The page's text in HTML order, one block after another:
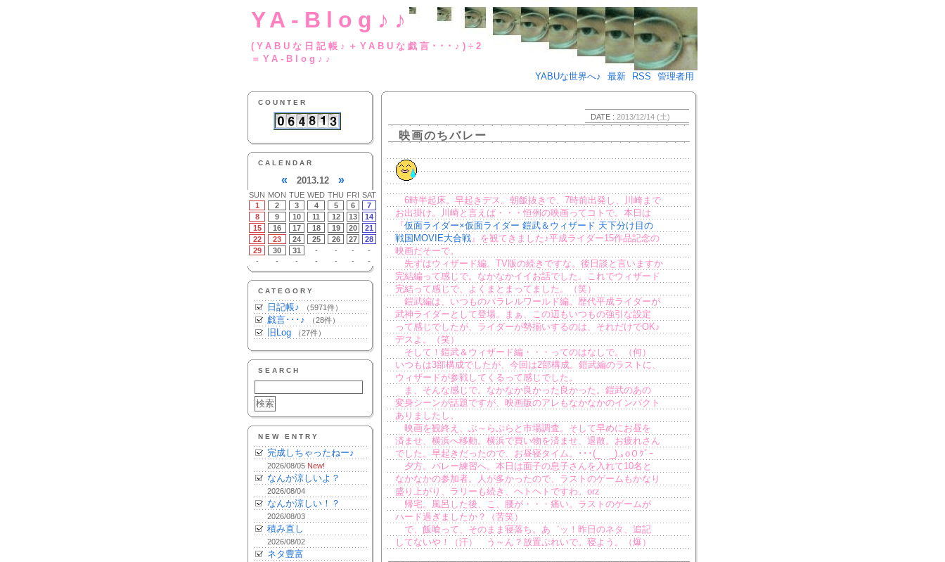
YA-Blog♪♪
(YABUな日記帳♪＋YABUな戯言･･･♪)÷2
＝YA-Blog♪♪
YABUな世界へ♪
最新 RSS 管理者用
COUNTER
CALENDAR
« 2013.12 »
SUN MON TUE WED THU FRI SAT
1
2 3 4 5 6
7
8
9 10 11 12 13
14
15
16 17 18 19 20
21
22
23 24 25 26 27
28
29
30 31 - - -
-
-
- - - - - -
CATEGORY
日記帳♪ （5971件）
戯言･･･♪ （28件）
旧Log （27件）
SEARCH
NEW ENTRY
完成しちゃったねー♪
2026/08/05 New!
なんか涼しいよ？
2026/08/04
なんか涼しい！？
2026/08/03
積み直し
2026/08/02
ネタ豊富
DATE : 2013/12/14 (土)
映画のちバレー
6時半起床。早起きデス。朝飯抜きで、7時前出発し、川崎まで
お出掛け。川崎と言えば・・・恒例の映画ってコトで。本日は
『仮面ライダー×仮面ライダー 鎧武＆ウィザード 天下分け目の
戦国MOVIE大合戦』を観てきました♪平成ライダー15作品記念の
映画だそーで。
先ずはウィザード編。TV版の続きですな。後日談と言いますか
完結編って感じで。なかなかイイお話でした。これでウィザード
完結って感じで、よくまとまってました。（笑）
鎧武編は、いつものパラレルワールド編。歴代平成ライダーが
武神ライダーとして登場。まぁ、この辺もいつもの強引な設定
って感じでしたが、ライダーが勢揃いするのは、それだけでOK♪
デスよ。（笑）
そして！鎧武＆ウィザード編・・・ってのはなしで。（何）
いつもは3部構成でしたが、今回は2部構成。鎧武編のラストに、
ウィザードが参戦してくるって感じでした。
ま、そんな感じで。なかなか良かった良かった。鎧武のあの
変身シーンが話題ですが、映画版のアレもなかなかのインパクト
ありましたし。
映画を観終え、ぶ～らぶらと市場調査。そして早めにお昼を
済ませ、横浜へ移動。横浜で買い物を済ませ、退散。お疲れさん
でした。早起きだったので、お昼寝タイム。･･･(_ _).｡oＯｸﾞｰ
夕方。バレー練習へ。本日は面子の息子さんを入れて10名と
なかなかの参加者。人が多かったので、ラストのゲームもかなり
盛り上がり、ラリーも続き、ヘトヘトですわ。orz
帰宅。風呂した後、こ、腰が・・・痛い。ラストのゲームが
ハード過ぎましたか？（苦笑）
で、飯喰って、そのまま寝落ち。あ゛ッ！昨日のネタ、追記
してないや！（汗） う～ん？放置ぷれいで。寝よう。（爆）